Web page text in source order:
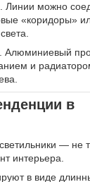
. Линии можно
«коридоры»
. Алюминиевый
и
в
— не
интерьера.
в виде